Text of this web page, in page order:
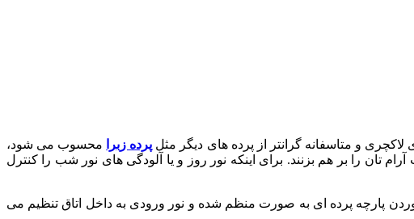
لاکچری و متاسفانه گرانتر از پرده های دیگر مثل پرده زبرا
محسوب می شود،
تان را بر هم بزنند. برای اینکه نور روز و یا آلودگی های نور شب را کنترل
پارچه پرده ای به صورت منظم شده و نور ورودی به داخل اتاق تنظیم می